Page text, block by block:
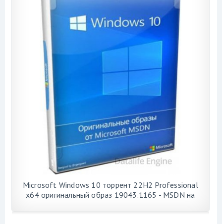
Microsoft Windows 10 торрент 22H2 Professional
x64 оригинальный образ 19043.1165 - MSDN на